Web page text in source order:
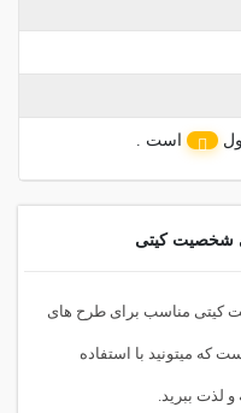
است .
کیتی مناسب برای طرح های
که میتونید با استفاده
ببرید.